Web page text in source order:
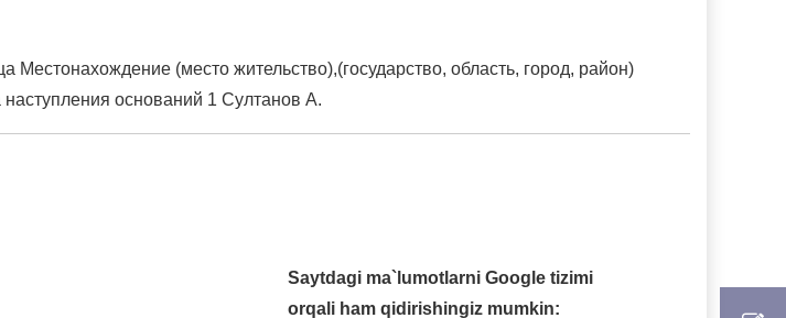
(место жительство),(государство, область, город, район)
оснований 1 Султанов А.
Saytdagi ma`lumotlarni Google tizimi
orqali ham qidirishingiz mumkin: